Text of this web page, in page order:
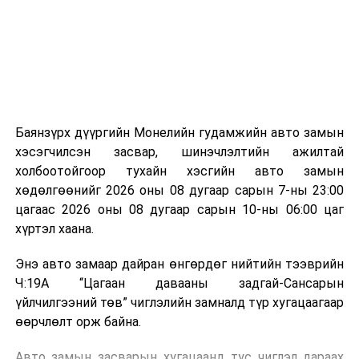
болон дулааны эрчим хүч үйлдвэрлэхэд ашиглаж
болдог. Зарим технологийн хувьд шаталтын дараа
үлдэх үнснээс фосфор зэрэг ашигт эрдсийг сэргээн
авах боломжтой аж.
Япон, Герман, Швейцар, Нидерланд, Өмнөд Солонгос
зэрэг улс лаг хатаах, шатаах технологийг ашиглаж
байна. Тухайлбал, Германд лаг шатаах үйлдвэрээс
гарсан үнснээс фосфор сэргээн авах технологи
ашигладаг бол Нидерландад төвлөрсөн лаг
боловсруулах үйлдвэрүүдээр дулаан, цахилгаан
Баянзүрх дүүргийн Монелийн гудамжийн авто замын
хэсэгчилсэн засвар, шинэчлэлтийн ажилтай
холбоотойгоор тухайн хэсгийн авто замын
хөдөлгөөнийг 2026 оны 08 дугаар сарын 7-ны 23:00
цагаас 2026 оны 08 дугаар сарын 10-ны 06:00 цаг
хүртэл хаана.
Энэ авто замаар дайран өнгөрдөг нийтийн тээврийн
Ч:19А “Цагаан давааны задгай-Сансарын
үйлчилгээний төв” чиглэлийн замналд түр хугацаагаар
өөрчлөлт орж байна.